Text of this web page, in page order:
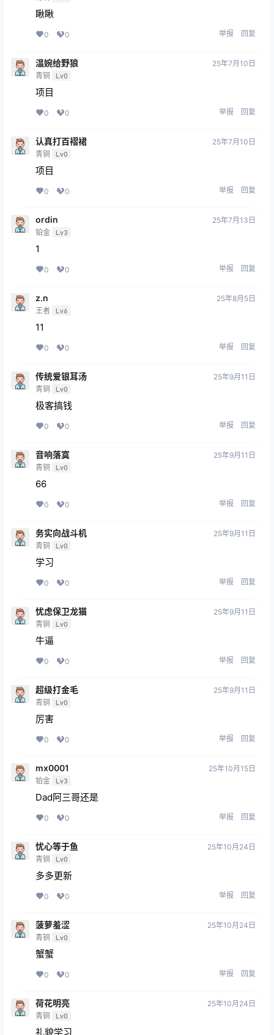
瞅瞅
0 0 举报 回复
温婉给野狼
青铜 Lv0
25年7月10日
项目
0 0 举报 回复
认真打百褶裙
青铜 Lv0
25年7月10日
项目
0 0 举报 回复
ordin
铂金 Lv3
25年7月13日
1
0 0 举报 回复
z.n
王者 Lv6
25年8月5日
11
0 0 举报 回复
传统爱银耳汤
青铜 Lv0
25年9月11日
极客搞钱
0 0 举报 回复
音响落寞
青铜 Lv0
25年9月11日
66
0 0 举报 回复
务实向战斗机
青铜 Lv0
25年9月11日
学习
0 0 举报 回复
忧虑保卫龙猫
青铜 Lv0
25年9月11日
牛逼
0 0 举报 回复
超级打金毛
青铜 Lv0
25年9月11日
厉害
0 0 举报 回复
mx0001
铂金 Lv3
25年10月15日
Dad阿三哥还是
0 0 举报 回复
忧心等于鱼
青铜 Lv0
25年10月24日
多多更新
0 0 举报 回复
菠萝羞涩
青铜 Lv0
25年10月24日
蟹蟹
0 0 举报 回复
荷花明亮
青铜 Lv0
25年10月24日
礼貌学习